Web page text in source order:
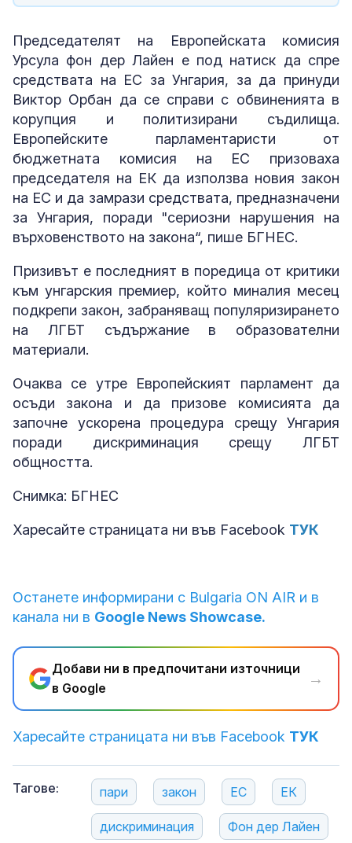
Председателят на Европейската комисия
Урсула фон дер Лайен е под натиск да спре
средствата на ЕС за Унгария, за да принуди
Виктор Орбан да се справи с обвиненията в
корупция и политизирани съдилища.
Европейските парламентаристи от
бюджетната комисия на ЕС призоваха
председателя на ЕК да използва новия закон
на ЕС и да замрази средствата, предназначени
за Унгария, поради "сериозни нарушения на
върховенството на закона“, пише БГНЕС.
Призивът е последният в поредица от критики
към унгарския премиер, който миналия месец
подкрепи закон, забраняващ популяризирането
на ЛГБТ съдържание в образователни
материали.
Очаква се утре Европейският парламент да
осъди закона и да призове комисията да
започне ускорена процедура срещу Унгария
поради дискриминация срещу ЛГБТ
общността.
Снимка: БГНЕС
Харесайте страницата ни във Facebook ТУК
Останете информирани с Bulgaria ON AIR и в
канала ни в Google News Showcase.
Добави ни в предпочитани източници
в Google
→
Харесайте страницата ни във Facebook ТУК
Тагове: пари закон ЕС ЕК
дискриминация Фон дер Лайен